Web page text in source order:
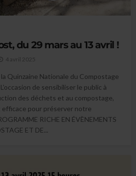
du 29 mars au 13 avril !
4 avril 2025
la Quinzaine Nationale du Compostage
de sensibiliser le public à
des déchets et au compostage,
pour préserver notre
RICHE EN ÉVÈNEMENTS
ET DE...